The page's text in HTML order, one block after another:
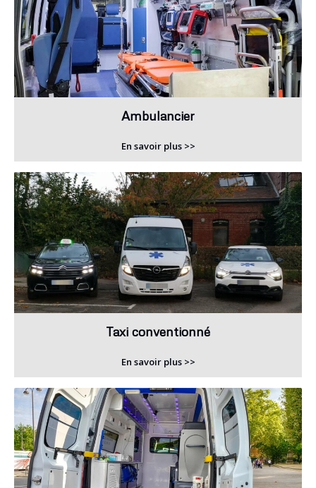
Ambulancier
En savoir plus >>
Taxi conventionné
En savoir plus >>